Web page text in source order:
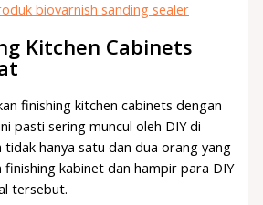
Kitchen Cabinets
finishing kitchen cabinets dengan
pasti sering muncul oleh DIY di
tidak hanya satu dan dua orang yang
finishing kabinet dan hampir para DIY
tersebut.